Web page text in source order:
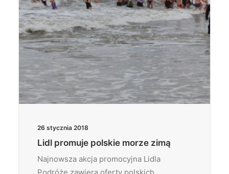
26 stycznia 2018
Lidl promuje polskie morze zimą
Najnowsza akcja promocyjna Lidla